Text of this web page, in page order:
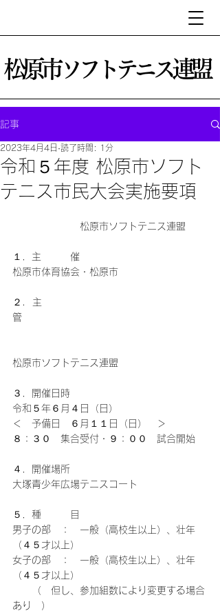
松原市ソフトテニス連盟
記事
令和５年度 松原市ソフト
テニス市民大会実施要項
2023年4月4日 読了時間: 1分
松原市ソフトテニス連盟
１．主　　　催
松原市体育協会・松原市
２.  主
管
松原市ソフトテニス連盟
３．開催日時
令和５年６月４日（日）
＜　予備日　６月１１日（日）　＞
８：３０　集合受付・９：００　試合開始
４．開催場所
大塚青少年広場テニスコート
５．種　　　目
男子の部　：　一般（高校生以上）、壮年
（４５才以上）
女子の部　：　一般（高校生以上）、壮年
（４５才以上）
（　但し、参加組数により変更する場合
あり　）